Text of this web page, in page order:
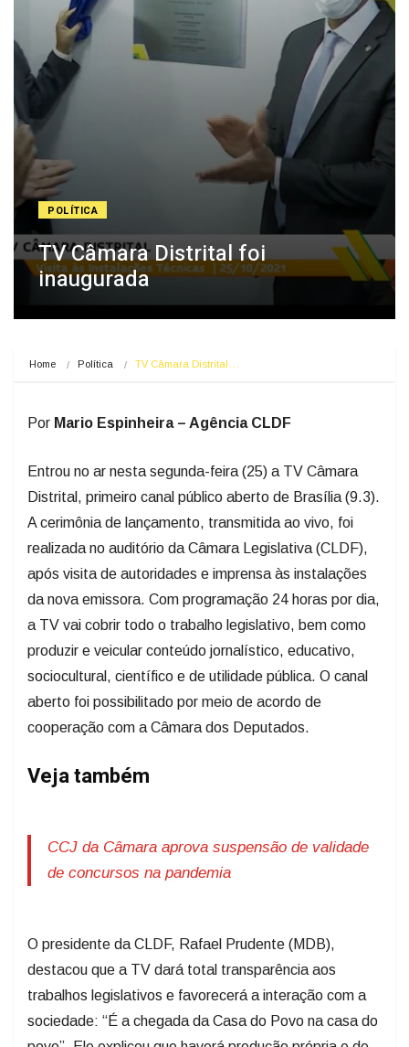
POLÍTICA
TV Câmara Distrital foi
inaugurada
Home Política TV Câmara Distrital…
Por Mario Espinheira – Agência CLDF
Entrou no ar nesta segunda-feira (25) a TV Câmara
Distrital, primeiro canal público aberto de Brasília (9.3).
A cerimônia de lançamento, transmitida ao vivo, foi
realizada no auditório da Câmara Legislativa (CLDF),
após visita de autoridades e imprensa às instalações
da nova emissora. Com programação 24 horas por dia,
a TV vai cobrir todo o trabalho legislativo, bem como
produzir e veicular conteúdo jornalístico, educativo,
sociocultural, científico e de utilidade pública. O canal
aberto foi possibilitado por meio de acordo de
cooperação com a Câmara dos Deputados.
Veja também
CCJ da Câmara aprova suspensão de validade
de concursos na pandemia
O presidente da CLDF, Rafael Prudente (MDB),
destacou que a TV dará total transparência aos
trabalhos legislativos e favorecerá a interação com a
sociedade: “É a chegada da Casa do Povo na casa do